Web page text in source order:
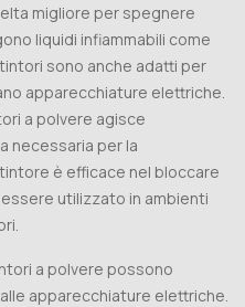
migliore per spegnere
liquidi infiammabili come
sono anche adatti per
apparecchiature elettriche.
a polvere agisce
necessaria per la
è efficace nel bloccare
utilizzato in ambienti
a polvere possono
apparecchiature elettriche.